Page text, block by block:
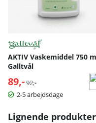
AKTIV Vaskemiddel 750
Galltvål
89,- Normalpris:
92,-
2-5 arbejdsdage
Lignende produkter